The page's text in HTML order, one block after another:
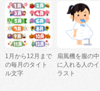
1月から12月まで
の毎月のタイト
ル文字
扇風機を服の中
に入れる人のイ
ラスト